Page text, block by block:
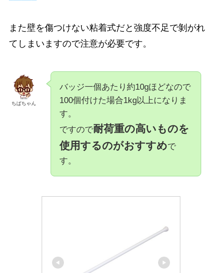
また壁を傷つけない粘着式だと強度不足で剝がれ
てしまいますので注意が必要です。
ちばちゃん
バッジ一個あたり約10gほどなので
100個付けた場合1kg以上になりま
す。
ですので耐荷重の高いものを
使用するのがおすすめで
す。